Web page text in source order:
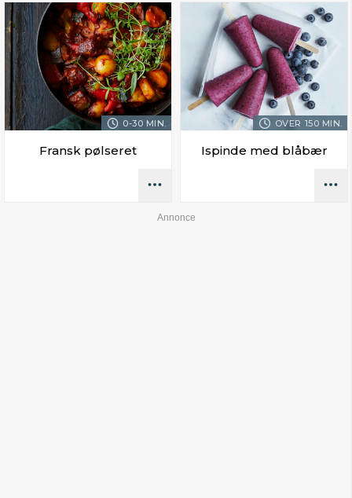
0-30 MIN.
Fransk pølseret
OVER 150 MIN.
Ispinde med blåbær